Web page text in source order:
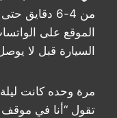
من 4-6
الموقع على
السيارة قبل لا
مرة وحده كانت
تقول “أنا في